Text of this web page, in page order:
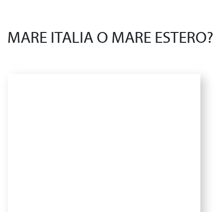
MARE ITALIA O MARE ESTERO?